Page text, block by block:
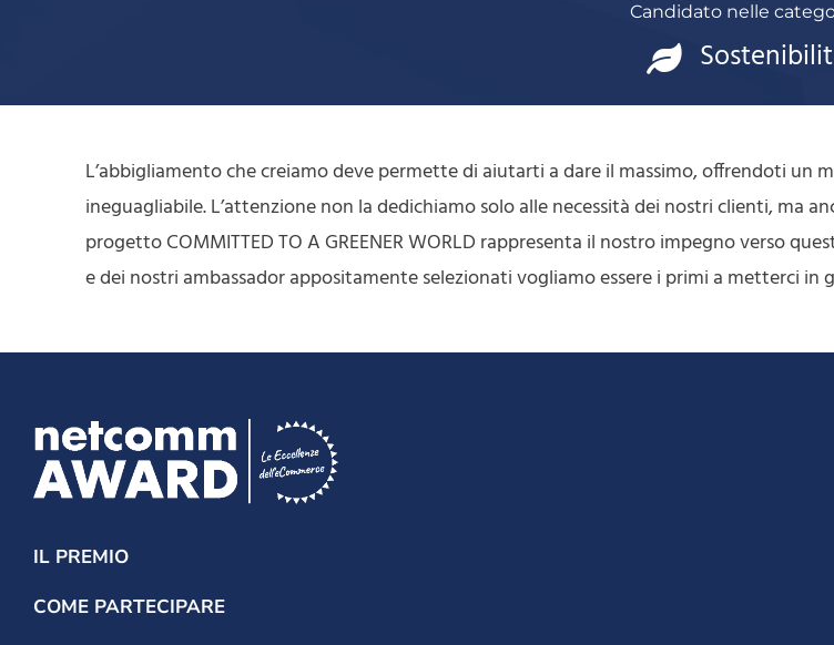
Candidato nelle
L’abbigliamento che creiamo deve permette di aiutarti a dare il massimo, offrendoti un
ineguagliabile. L’attenzione non la dedichiamo solo alle necessità dei nostri clienti, ma
progetto COMMITTED TO A GREENER WORLD rappresenta il nostro impegno verso
e dei nostri ambassador appositamente selezionati vogliamo essere i primi a metterci in
IL PREMIO
COME PARTECIPARE